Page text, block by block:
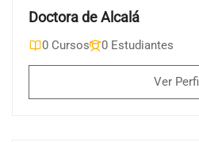
Doctora de Alcalá
0 Cursos 0 Estudiantes
Ver Perfil